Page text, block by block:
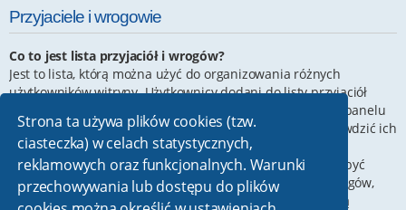
Strona ta używa plików cookies (tzw.
ciasteczka) w celach statystycznych,
reklamowych oraz funkcjonalnych. Warunki
przechowywania lub dostępu do plików
Przyjaciele i wrogowie
Co to jest lista przyjaciół i wrogów?
Jest to lista, którą można użyć do organizowania różnych
użytkowników witryny. Użytkownicy dodani do listy przyjaciół
znajdującej się w panelu
zarządzania kontem. Z tego poziomu można szybko sprawdzić ich
status, a także wysłać prywatną wiadomość. Zależnie od
używanego stylu witryny, posty tych użytkowników mogą być
wyróżniane. Jeśli użytkownik zostanie dodany do listy wrogów,
wszystkie posty przez niego napisane domyślnie nie będą